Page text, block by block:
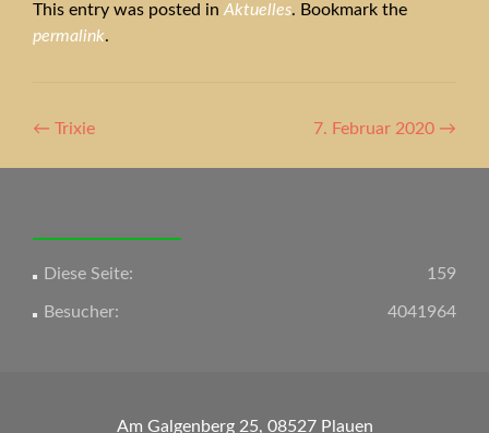
This entry was posted in Aktuelles. Bookmark the
permalink.
Artikel-
Navigation
← Trixie 7. Februar 2020 →
159
Diese Seite:
4041964
Besucher:
Am Galgenberg 25, 08527 Plauen